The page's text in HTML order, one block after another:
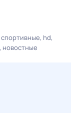
спортивные hd
новостные